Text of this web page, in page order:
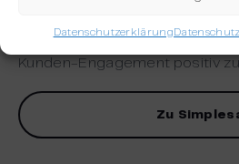
Datenschutzerklärung
Verbesserungsmöglichkeiten
Kunden-Engagement positiv
Zu